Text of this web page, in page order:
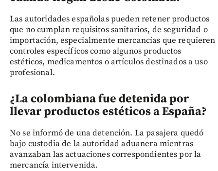
Las autoridades españolas pueden retener productos
que no cumplan requisitos sanitarios, de seguridad o
importación, especialmente mercancías que requieren
controles específicos como algunos productos
estéticos, medicamentos o artículos destinados a uso
profesional.
¿La colombiana fue detenida por
llevar productos estéticos a España?
No se informó de una detención. La pasajera quedó
bajo custodia de la autoridad aduanera mientras
avanzaban las actuaciones correspondientes por la
mercancía intervenida.